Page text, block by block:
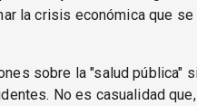
la crisis económica que
sobre la "salud pública"
No es casualidad